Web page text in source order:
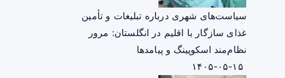
سیاست‌های شهری درباره تبلیغات و تأمین
غذای سازگار با اقلیم در انگلستان: مرور
نظام‌مند اسکوپینگ و پیامدها